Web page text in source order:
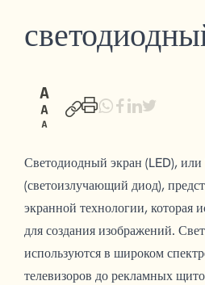
Светодиодный экран (LED),
(светоизлучающий диод),
экранной технологии, которая
для создания изображений.
используются в широком
телевизоров до рекламных